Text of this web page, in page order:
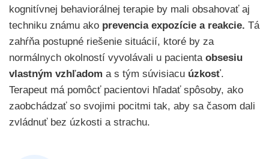
kognitívnej behaviorálnej terapie by mali obsahovať aj
techniku známu ako prevencia expozície a reakcie. Tá
zahŕňa postupné riešenie situácií, ktoré by za
normálnych okolností vyvolávali u pacientaobsesiu
vlastným vzhľadom a s tým súvisiacu úzkosť.
Terapeut má pomôcť pacientovi hľadať spôsoby, ako
zaobchádzať so svojimi pocitmi tak, aby sa časom dali
zvládnuť bez úzkosti a strachu.